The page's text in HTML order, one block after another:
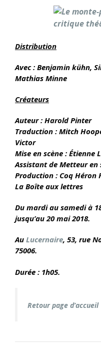
Distribution
Avec : Benjamin kühn,
Mathias Minne
Créateurs
Auteur : Harold Pinter
Traduction : Mitch
Victor
Mise en scène : Étienne
Assistant de Metteur en
Production : Coq Héron
La Boîte aux lettres
Du mardi au samedi à
jusqu’au 20 mai 2018.
Au Lucernaire, 53, rue
75006.
Durée : 1h05.
Retour page d’accueil